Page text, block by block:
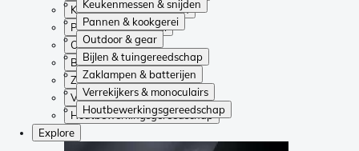
Keukenmessen & snijden
Pannen & kookgerei
Outdoor & gear
Bijlen & tuingereedschap
Zaklampen & batterijen
Verrekijkers & monoculairs
Houtbewerkingsgereedschap
Keukenmessen & snijden
Pannen & kookgerei
Outdoor & gear
Bijlen & tuingereedschap
Zaklampen & batterijen
Verrekijkers & monoculairs
Houtbewerkingsgereedschap
Explore